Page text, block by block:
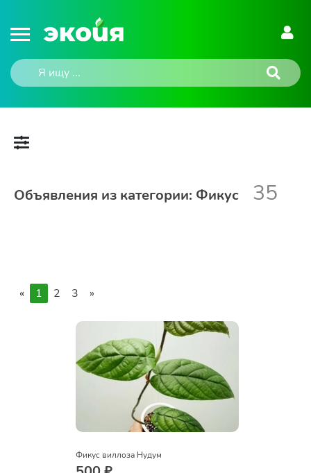
Объявления из категории: Фикус 35
« 1 2 3 »
Фикус виллоза Нудум